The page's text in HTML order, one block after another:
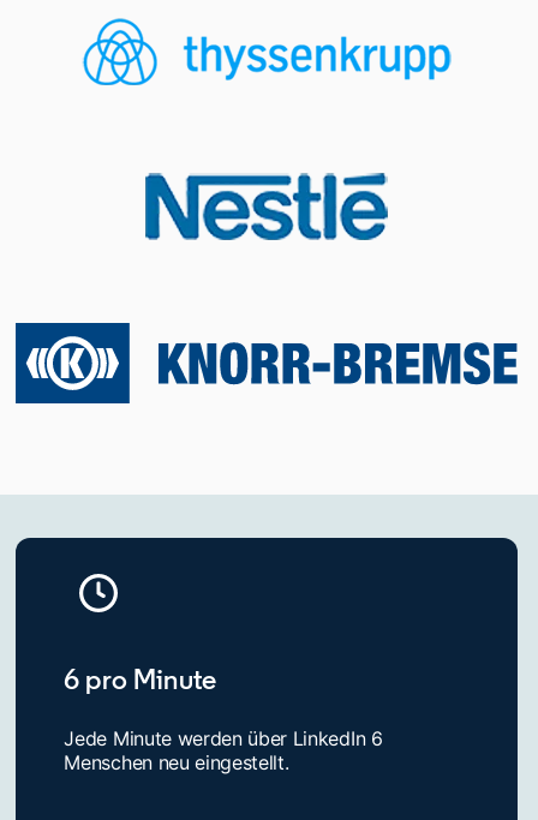
6 pro Minute
Jede Minute werden über LinkedIn 6
Menschen neu eingestellt.